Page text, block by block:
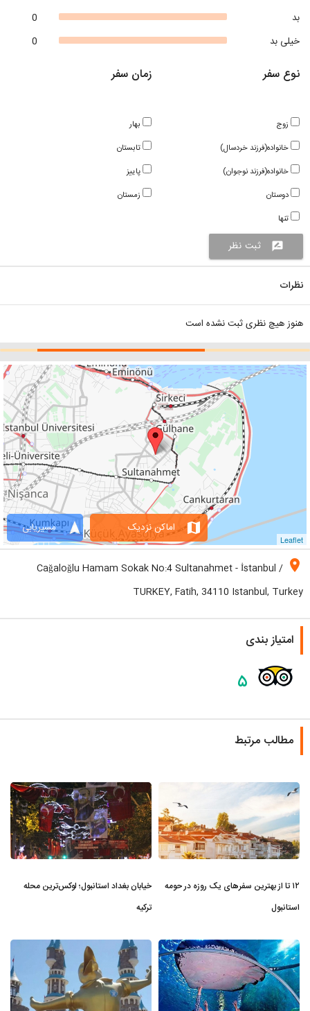
0
بد
0
خیلی بد
زمان سفر
بهار
تابستان
پاییز
زمستان
نوع سفر
زوج
خانواده(فرزند خردسال)
خانواده(فرزند نوجوان)
دوستان
تنها
rate_review ثبت نظر
نظرات
هنوز هیچ نظری ثبت نشده است
Leaflet
navigation مسیریابی map اماکن نزدیک
location_on
Cağaloğlu Hamam Sokak No:4 Sultanahmet - İstanbul /
TURKEY, Fatih, 34110 Istanbul, Turkey
امتیاز بندی
۵
مطالب مرتبط
۱۲ تا از بهترین سفرهای یک روزه در حومه
استانبول
خیابان بغداد استانبول؛ لوکس‌ترین محله
ترکیه